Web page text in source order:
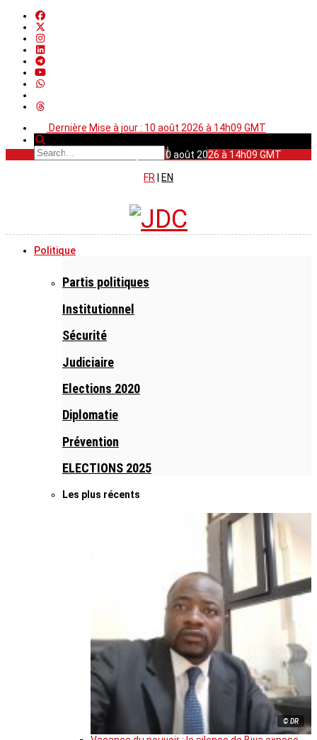
Dernière Mise à jour : 10 août 2026 à 14h09 GMT
Dernière Mise à jour : 10 août 2026 à 14h09 GMT
FR
EN
Politique
Partis politiques
Institutionnel
Sécurité
Judiciaire
Elections 2020
Diplomatie
Prévention
ELECTIONS 2025
Les plus récents
© DR